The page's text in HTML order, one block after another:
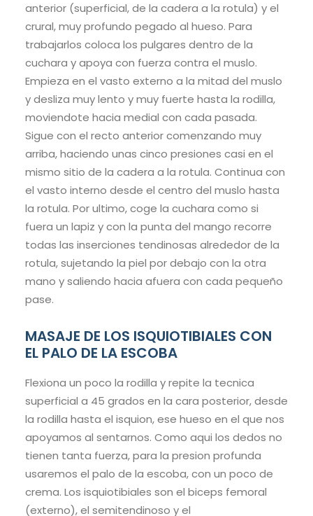
anterior (superficial, de la cadera a la rotula) y el
crural, muy profundo pegado al hueso. Para
trabajarlos coloca los pulgares dentro de la
cuchara y apoya con fuerza contra el muslo.
Empieza en el vasto externo a la mitad del muslo
y desliza muy lento y muy fuerte hasta la rodilla,
moviendote hacia medial con cada pasada.
Sigue con el recto anterior comenzando muy
arriba, haciendo unas cinco presiones casi en el
mismo sitio de la cadera a la rotula. Continua con
el vasto interno desde el centro del muslo hasta
la rotula. Por ultimo, coge la cuchara como si
fuera un lapiz y con la punta del mango recorre
todas las inserciones tendinosas alrededor de la
rotula, sujetando la piel por debajo con la otra
mano y saliendo hacia afuera con cada pequeño
pase.
MASAJE DE LOS ISQUIOTIBIALES CON
EL PALO DE LA ESCOBA
Flexiona un poco la rodilla y repite la tecnica
superficial a 45 grados en la cara posterior, desde
la rodilla hasta el isquion, ese hueso en el que nos
apoyamos al sentarnos. Como aqui los dedos no
tienen tanta fuerza, para la presion profunda
usaremos el palo de la escoba, con un poco de
crema. Los isquiotibiales son el biceps femoral
(externo), el semitendinoso y el